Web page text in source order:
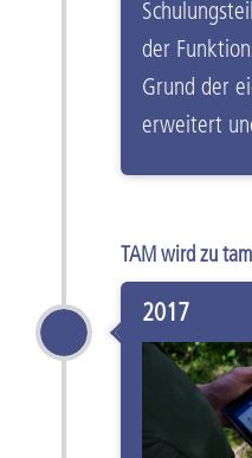
der
Grund der
erweitert
TAM wird zu
2017